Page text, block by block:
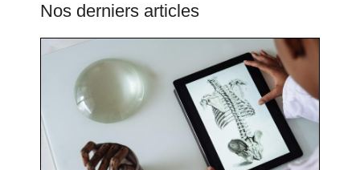
Nos derniers articles